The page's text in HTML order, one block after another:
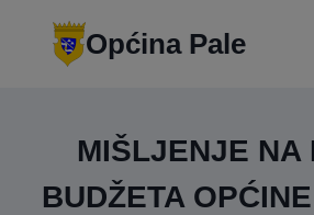
Općina Pale
MIŠLJENJE NA
BUDŽETA